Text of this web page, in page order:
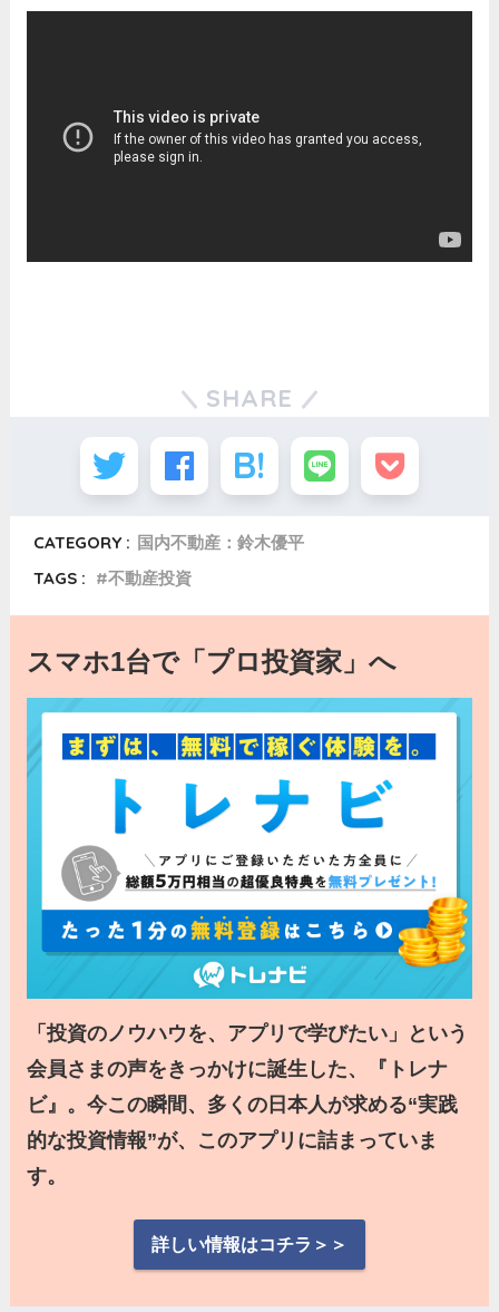
SHARE
CATEGORY : 国内不動産：鈴木優平
TAGS :
不動産投資
スマホ1台で「プロ投資家」へ
「投資のノウハウを、アプリで学びたい」という
会員さまの声をきっかけに誕生した、『トレナ
ビ』。今この瞬間、多くの日本人が求める“実践
的な投資情報”が、このアプリに詰まっていま
す。
詳しい情報はコチラ＞＞